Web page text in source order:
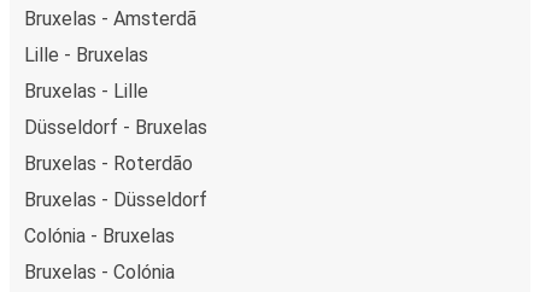
Bruxelas - Amsterdã
Lille - Bruxelas
Bruxelas - Lille
Düsseldorf - Bruxelas
Bruxelas - Roterdão
Bruxelas - Düsseldorf
Colónia - Bruxelas
Bruxelas - Colónia